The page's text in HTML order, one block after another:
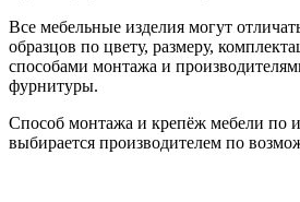
Все мебельные изделия могут
образцов по цвету, размеру,
способами монтажа и
фурнитуры.
Способ монтажа и крепёж мебели по
выбирается производителем по